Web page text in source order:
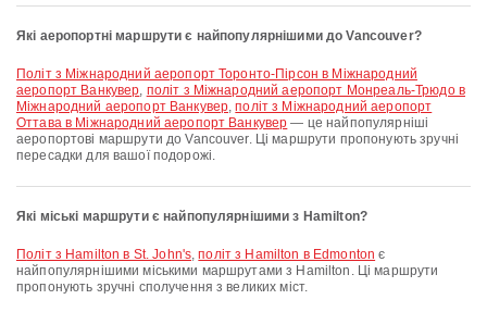
Які аеропортні маршрути є найпопулярнішими до Vancouver?
політ з Міжнародний аеропорт Торонто-Пірсон в Міжнародний
аеропорт Ванкувер, політ з Міжнародний аеропорт Монреаль-Трюдо в
Міжнародний аеропорт Ванкувер,політ з Міжнародний аеропорт
Оттава в Міжнародний аеропорт Ванкувер — це найпопулярніші
аеропортові маршрути до Vancouver. Ці маршрути пропонують зручні
пересадки для вашої подорожі.
Які міські маршрути є найпопулярнішими з Hamilton?
політ з Hamilton в St. John's,політ з Hamilton в Edmonton є
найпопулярнішими міськими маршрутами з Hamilton. Ці маршрути
пропонують зручні сполучення з великих міст.